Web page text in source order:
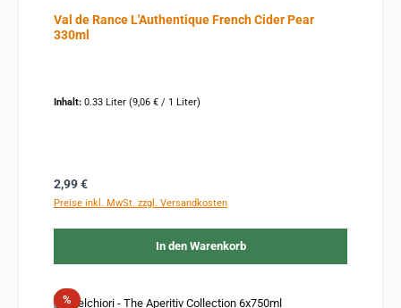
Val de Rance L'Authentique French Cider Pear
330ml
Inhalt: 0.33 Liter (9,06 € / 1 Liter)
Regulärer Preis:
2,99 €
Preise inkl. MwSt. zzgl. Versandkosten
In den Warenkorb
%Rabatt